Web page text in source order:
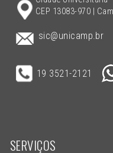
CEP 13083-970 |
sic@unicamp.br
19 3521-2121
SERVIÇOS